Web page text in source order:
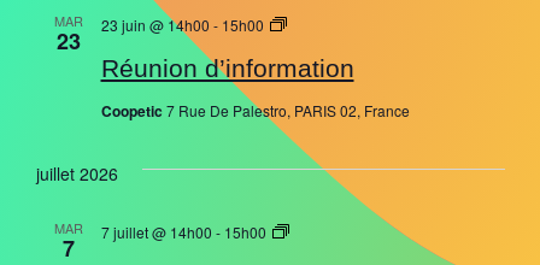
MAR
23
Réunion d’information
23 juin @ 14h00 - 15h00
Réunion
d’information
Coopetic7 Rue De Palestro, PARIS 02, France
juillet 2026
MAR
7
7 juillet @ 14h00 - 15h00
Réunion